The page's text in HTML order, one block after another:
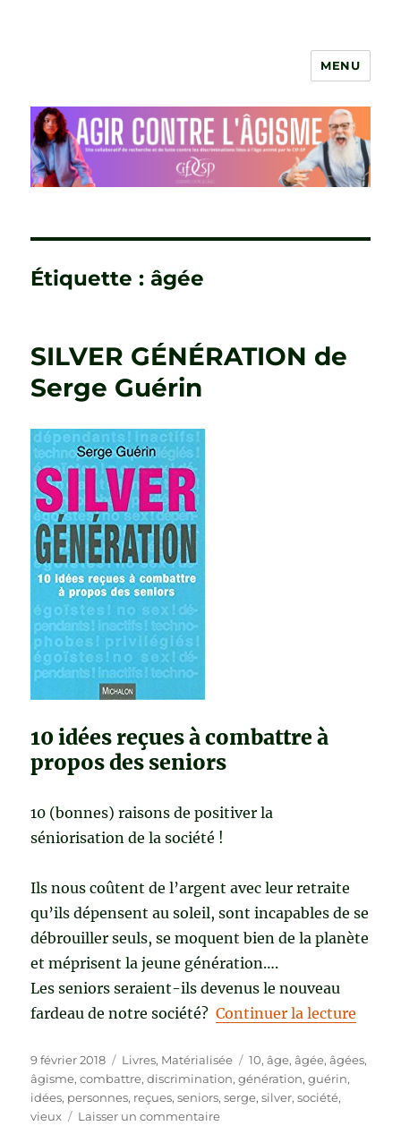
MENU
Étiquette :âgée
SILVER GÉNÉRATION de
Serge Guérin
10 idées reçues à combattre à
propos des seniors
10 (bonnes) raisons de positiver la
séniorisation de la société !
Ils nous coûtent de l’argent avec leur retraite
qu’ils dépensent au soleil, sont incapables de se
débrouiller seuls, se moquent bien de la planète
et méprisent la jeune génération….
Les seniors seraient-ils devenus le nouveau
fardeau de notre société?Continuer la lecture
Publié
le
9 février 2018 Catégories
Livres, Matérialisée Étiquettes
10,âge,âgée,âgées,
âgisme,combattre,discrimination,génération,guérin,
idées, personnes, reçues,seniors,serge,silver,société,
vieux
Laisser un commentairesur